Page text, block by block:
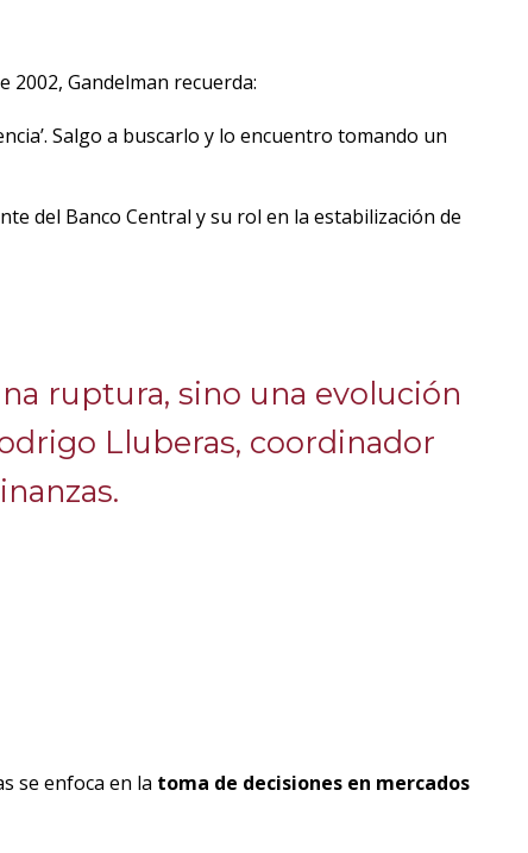
Gandelman recuerda:
Salgo a buscarlo y lo encuentro tomando un
del Banco Central y su rol en la estabilización de
ruptura, sino una evolución
Lluberas, coordinador
se enfoca en la toma de decisiones en mercados